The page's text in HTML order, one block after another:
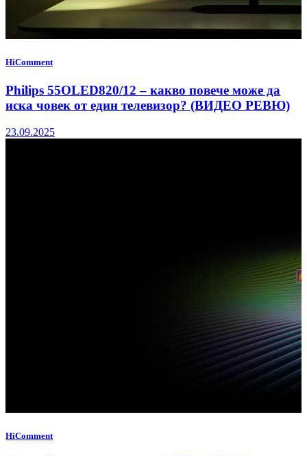
HiComment
Philips 55OLED820/12 – какво повече може да
иска човек от един телевизор? (ВИДЕО РЕВЮ)
23.09.2025
HiComment